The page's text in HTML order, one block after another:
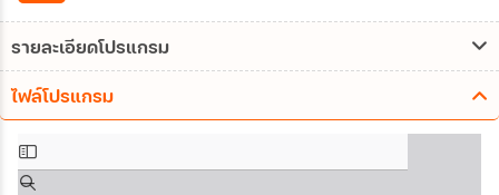
รายละเอียดโปรแกรม
ไฟล์โปรแกรม